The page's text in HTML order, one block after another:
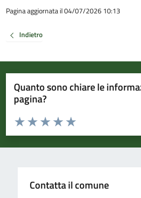
Pagina aggiornata il 04/07/2026 10:13
Indietro
Quanto sono chiare le
pagina?
Valuta da 1 a 5 stelle la pagina
Valuta 5 stelle su 5
Valuta 4 stelle su 5
Valuta 3 stelle su 5
Valuta 2 stelle su 5
Valuta 1 stelle su 5
Contatta il comune